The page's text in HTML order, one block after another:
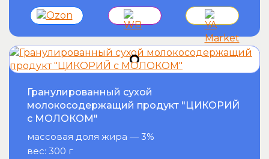
Гранулированный сухой
молокосодержащий продукт "ЦИКОРИЙ
с МОЛОКОМ"
массовая доля жира — 3%
вес: 300 г